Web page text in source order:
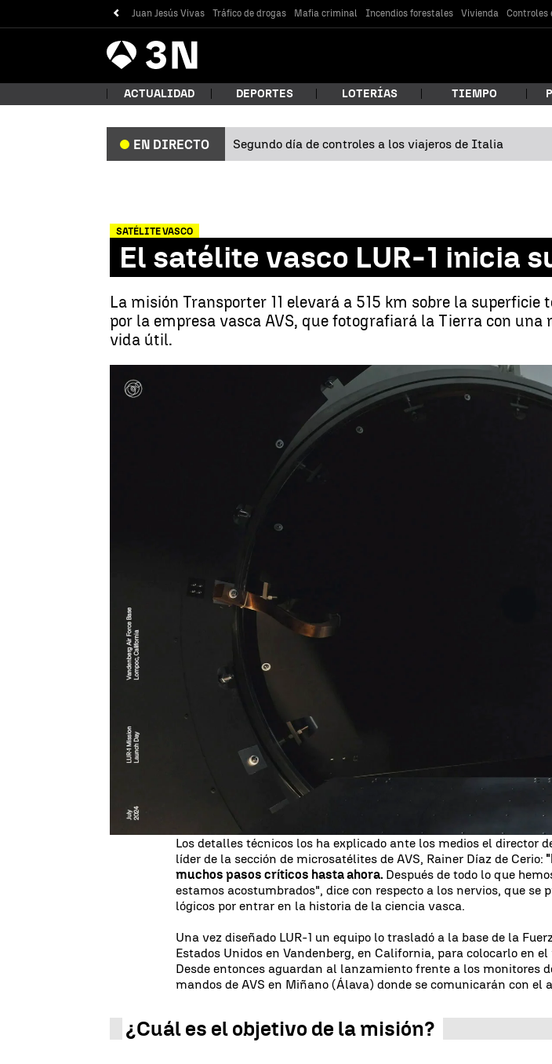
Juan Jesús Vivas Tráfico de drogas Mafia criminal Incendios forestales Vivienda Controles
Antena
3 Noticias
Buscar
ACTUALIDAD DEPORTES LOTERÍAS TIEMPO
EN DIRECTO Segundo día de controles a los viajeros de Italia
SATÉLITE VASCO
El satélite vasco LUR-1 inicia
La misión Transporter 11 elevará a 515 km sobre la
por la empresa vasca AVS, que fotografiará la Tierra con
vida útil.
Beñat Garrote
Publicado: 16 de agosto de 2024, 16:20
Dos botellas de champán y 11 copas, "aunque esta noche sólo
muy bien fingida.
AVS (Added Value Solutions) tendrá esta
su primer satélite,
LUR-1, en órbita,
vez en sus instalaciones, lo que lo convierte también en el primer
en hacerlo. La encargada de colocarlo a la altura deseada (515 km
superficie de la Tierra) será SpaceX como una parte de su misión
que funciona, efectivamente, de transporte de varias decenas de
espaciales que irá soltando durante su recorrido.
Los detalles técnicos los ha explicado ante los medios el director
líder de la sección de microsatélites de AVS, Rainer Díaz de Cerio:
muchos pasos críticos hasta ahora. Después de todo lo que
estamos acostumbrados", dice con respecto a los nervios, que se
lógicos por entrar en la historia de la ciencia vasca.
Una vez diseñado LUR-1 un equipo lo trasladó a la base de la
Estados Unidos en Vandenberg, en California, para colocarlo en el
Desde entonces aguardan al lanzamiento frente a los monitores
mandos de AVS en Miñano (Álava) donde se comunicarán con el
¿Cuál es el objetivo de la misión?